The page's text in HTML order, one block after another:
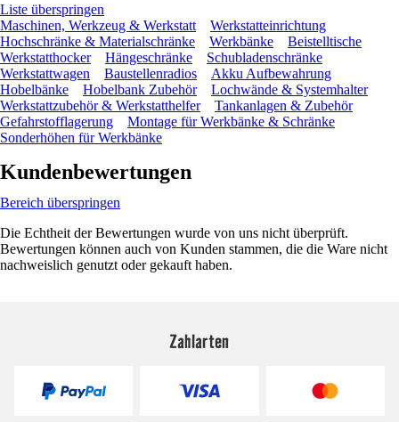
Liste überspringen
Maschinen, Werkzeug & Werkstatt
Werkstatteinrichtung
Hochschränke & Materialschränke
Werkbänke
Beistelltische
Werkstatthocker
Hängeschränke
Schubladenschränke
Werkstattwagen
Baustellenradios
Akku Aufbewahrung
Hobelbänke
Hobelbank Zubehör
Lochwände & Systemhalter
Werkstattzubehör & Werkstatthelfer
Tankanlagen & Zubehör
Gefahrstofflagerung
Montage für Werkbänke & Schränke
Sonderhöhen für Werkbänke
Kundenbewertungen
Bereich überspringen
Die Echtheit der Bewertungen wurde von uns nicht überprüft.
Bewertungen können auch von Kunden stammen, die die Ware nicht
nachweislich genutzt oder gekauft haben.
Zahlarten